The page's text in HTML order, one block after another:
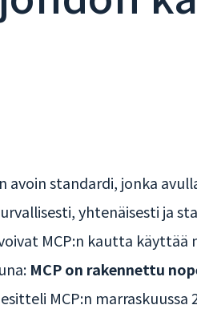
avoin standardi, jonka
yhtenäisesti ja
MCP:n kautta
MCP on rakennettu
MCP:n